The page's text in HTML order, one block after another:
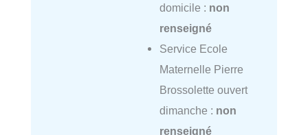
domicile : non
renseigné
Service Ecole
Maternelle Pierre
Brossolette ouvert
dimanche : non
renseigné